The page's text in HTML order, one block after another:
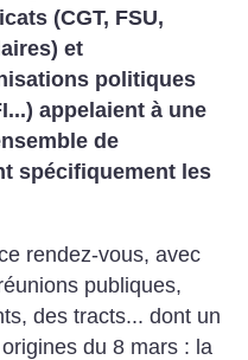
(CGT, FSU,
et
politiques
appelaient à une
de
spécifiquement les
rendez-vous, avec
publiques,
des tracts... dont un
du 8 mars : la